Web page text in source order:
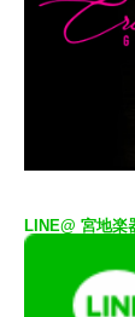
LINE@ 宮地楽